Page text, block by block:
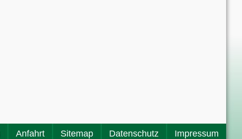
Anfahrt Sitemap Datenschutz Impressum